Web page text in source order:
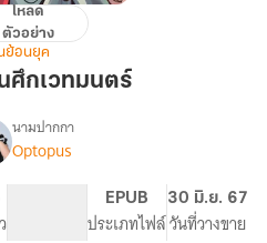
โหลด
ตัวอย่าง
ย้อนยุค
ศึกเวทมนตร์
เรื่อง
นามปากกา
Optopus
EPUB
ประเภทไฟล์
30 มิ.ย. 67
วันที่วางขาย